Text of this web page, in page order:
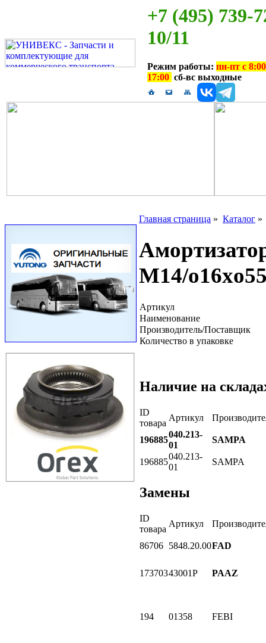
+7 (495) 739-
10/11
Режим работы: пн-пт с
17:00 сб-вс выходные
Главная страница » Каталог
M14/
Артикул
Наименование
Производитель/Поставщик
Количество в упаковке
Наличие на
ID
товара
Артикул
196885
040.213-
01
SAMPA
196885
040.213-
01
SAMPA
Замены
ID
товара
Артикул
86706 5848.20.00FAD
17370343001P PAAZ
194 01358 FEBI